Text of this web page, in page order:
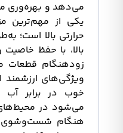
می‌دهد و بهره‌وری
یکی از مهم‌ترین
حرارتی بالا است؛
بالا، با حفظ خاصیت
زودهنگام قطعات
ویژگی‌های
خوب در برابر
می‌شود در محیط‌های
هنگام شست‌وشوی